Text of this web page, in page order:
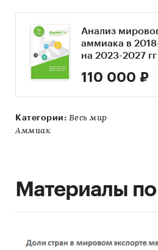
Анализ
аммиака в
на 2023-2027 гг
110 000 ₽
Категории: Весь мир
Аммиак
Материалы